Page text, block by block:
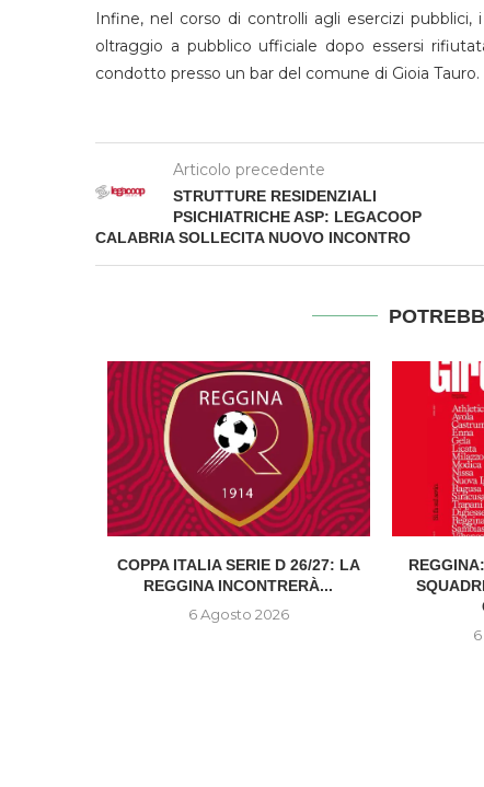
Infine, nel corso di controlli agli esercizi
oltraggio a pubblico ufficiale dopo essersi
condotto presso un bar del comune di Gioia Tauro.
Articolo precedente
STRUTTURE RESIDENZIALI
PSICHIATRICHE ASP: LEGACOOP
CALABRIA SOLLECITA NUOVO INCONTRO
COPPA ITALIA SERIE D 26/27: LA
REGGINA INCONTRERÀ...
6 Agosto 2026